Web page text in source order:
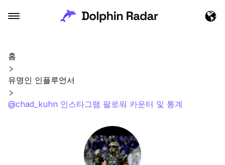
홈
유명인 인플루언서
@chad_kuhn 인스타그램 팔로워 카운터 및 통계